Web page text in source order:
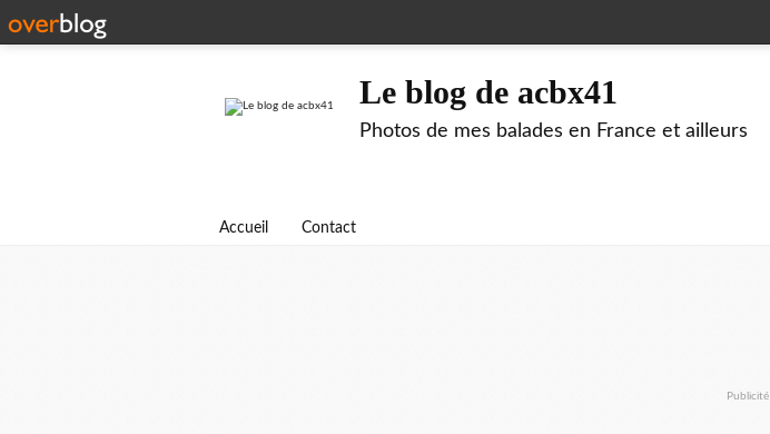
Le blog de acbx41
Photos de mes balades en France et ailleurs
Accueil Contact
Publicité